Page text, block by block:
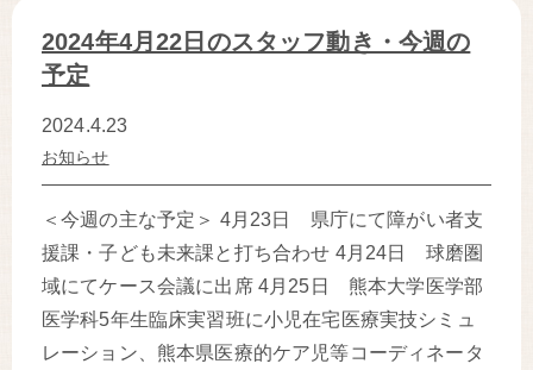
2024年4月22日のスタッフ動き・今週の
予定
2024.4.23
お知らせ
＜今週の主な予定＞ 4月23日 県庁にて障がい者支
援課・子ども未来課と打ち合わせ 4月24日 球磨圏
域にてケース会議に出席 4月25日 熊本大学医学部
医学科5年生臨床実習班に小児在宅医療実技シミュ
レーション、熊本県医療的ケア児等コーディネータ